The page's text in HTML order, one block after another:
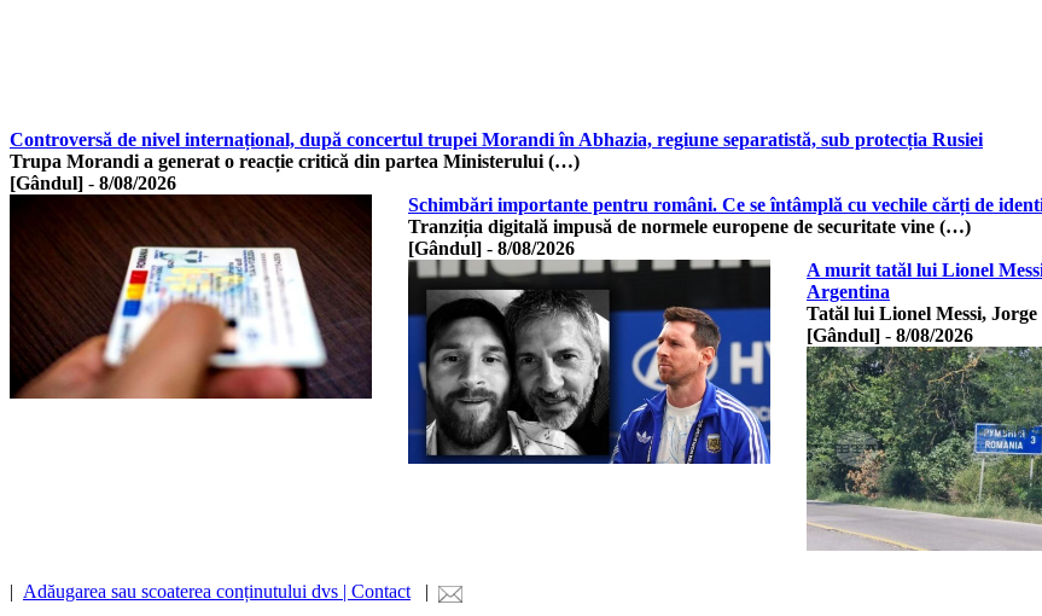
Controversă de nivel internațional, după concertul trupei Morandi în Abhazia, regiune separatistă, sub protecția Rusiei
Trupa Morandi a generat o reacție critică din partea Ministerului (…)
[Gândul] - 8/08/2026
Schimbări importante pentru români. Ce se întâmplă cu vechile cărți de
Tranziția digitală impusă de normele europene de securitate vine (…)
[Gândul] - 8/08/2026
A murit tatăl lui Lionel
Argentina
Tatăl lui Lionel Messi,
[Gândul] - 8/08/2026
| Adăugarea sau scoaterea conținutului dvs | Contact |